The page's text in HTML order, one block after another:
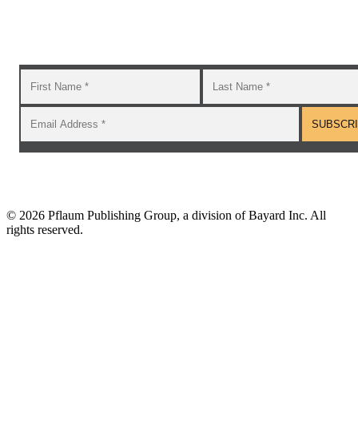
© 2026 Pflaum Publishing Group, a division of Bayard Inc. All
rights reserved.